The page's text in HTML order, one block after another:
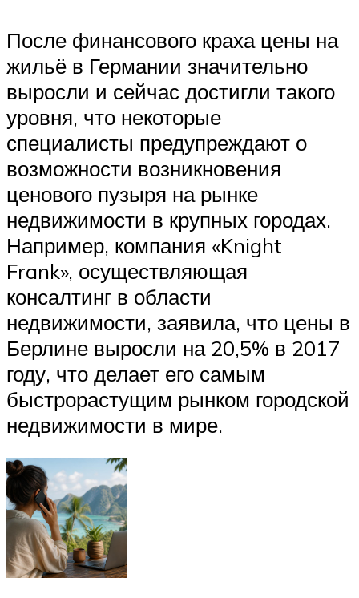
После финансового краха цены на
жильё в Германии значительно
выросли и сейчас достигли такого
уровня, что некоторые
специалисты предупреждают о
возможности возникновения
ценового пузыря на рынке
недвижимости в крупных городах.
Например, компания «Knight
Frank», осуществляющая
консалтинг в области
недвижимости, заявила, что цены в
Берлине выросли на 20,5% в 2017
году, что делает его самым
быстрорастущим рынком городской
недвижимости в мире.